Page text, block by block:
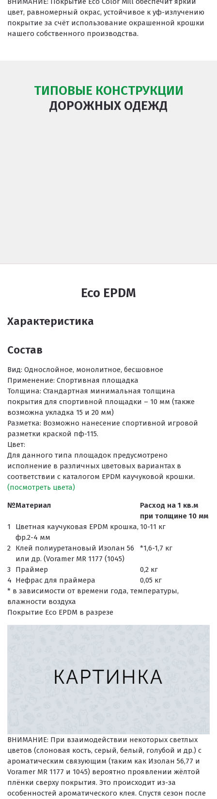
цвет, равномерный окрас, устойчивое к уф-излучению
покрытие за счёт использование окрашенной крошки
нашего собственного производства.
ТИПОВЫЕ КОНСТРУКЦИИ
ДОРОЖНЫХ ОДЕЖД
Eco EPDM
Характеристика
Состав
Вид: Однослойное, монолитное, бесшовное
Применение: Спортивная площадка
Толщина: Стандартная минимальная толщина
покрытия для спортивной площадки – 10 мм (также
возможна укладка 15 и 20 мм)
Разметка: Возможно нанесение спортивной игровой
разметки краской пф-115.
Цвет:
Для данного типа площадок предусмотрено
исполнение в различных цветовых вариантах в
соответствии с каталогом EPDM каучуковой крошки.
(посмотреть цвета)
№Материал
Расход на 1 кв.м
при толщине 10 мм
1
Цветная каучуковая EPDM крошка,
фр.2-4 мм
10-11 кг
2
Клей полиуретановый Изолан 56
или др. (Voramer MR 1177 (1045)
*1,6-1,7 кг
3 Праймер
0,2 кг
4 Нефрас для праймера
0,05 кг
* в зависимости от времени года, температуры,
влажности воздуха
Покрытие Eco EPDM в разрезе
ВНИМАНИЕ: При взаимодействии некоторых светлых
цветов (слоновая кость, серый, белый, голубой и др.) с
ароматическим связующим (таким как Изолан 56,77 и
Voramer MR 1177 и 1045) вероятно проявлении жёлтой
плёнки сверху покрытия. Это происходит из-за
особенностей ароматического клея. Спустя сезон после